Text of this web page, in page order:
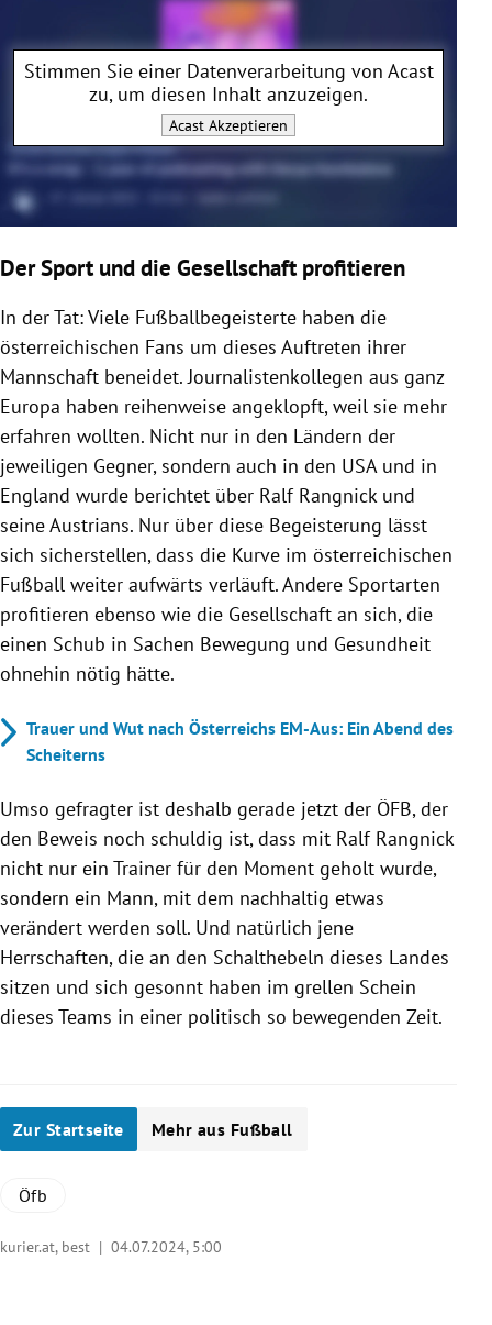
Stimmen Sie einer Datenverarbeitung von Acast
zu, um diesen Inhalt anzuzeigen.
Acast Akzeptieren
Der Sport und die Gesellschaft profitieren
In der Tat: Viele Fußballbegeisterte haben die
österreichischen Fans um dieses Auftreten ihrer
Mannschaft beneidet. Journalistenkollegen aus ganz
Europa haben reihenweise angeklopft, weil sie mehr
erfahren wollten. Nicht nur in den Ländern der
jeweiligen Gegner, sondern auch in den USA und in
England wurde berichtet über Ralf Rangnick und
seine Austrians. Nur über diese Begeisterung lässt
sich sicherstellen, dass die Kurve im österreichischen
Fußball weiter aufwärts verläuft. Andere Sportarten
profitieren ebenso wie die Gesellschaft an sich, die
einen Schub in Sachen Bewegung und Gesundheit
ohnehin nötig hätte.
Trauer und Wut nach Österreichs EM-Aus: Ein Abend des
Scheiterns
Umso gefragter ist deshalb gerade jetzt der ÖFB, der
den Beweis noch schuldig ist, dass mit Ralf Rangnick
nicht nur ein Trainer für den Moment geholt wurde,
sondern ein Mann, mit dem nachhaltig etwas
verändert werden soll. Und natürlich jene
Herrschaften, die an den Schalthebeln dieses Landes
sitzen und sich gesonnt haben im grellen Schein
dieses Teams in einer politisch so bewegenden Zeit.
Zur Startseite Mehr aus Fußball
Öfb
kurier.at, best | 04.07.2024, 5:00